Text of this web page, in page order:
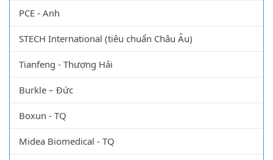
PCE - Anh
STECH International (tiêu chuẩn Châu Âu)
Tianfeng - Thượng Hải
Burkle – Đức
Boxun - TQ
Midea Biomedical - TQ